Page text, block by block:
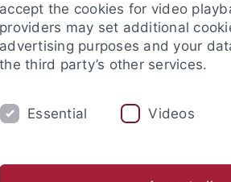
Studienfachberatung Internationales
Fachschaften
accept the cookies for video
providers may set additional
advertising purposes and your
the third party’s other services.
Essential Videos